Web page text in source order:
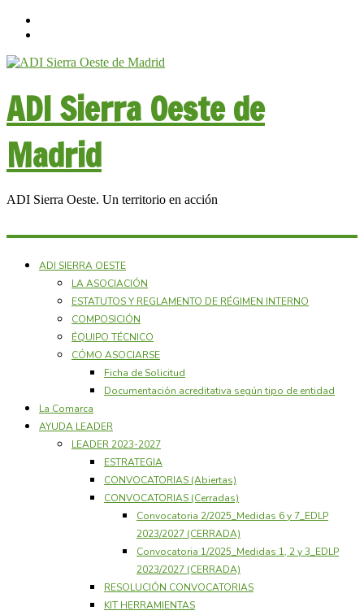
ADI Sierra Oeste de
Madrid
ADI Sierra Oeste. Un territorio en acción
ADI SIERRA OESTE
LA ASOCIACIÓN
ESTATUTOS Y REGLAMENTO DE RÉGIMEN INTERNO
COMPOSICIÓN
ÉQUIPO TÉCNICO
CÓMO ASOCIARSE
Ficha de Solicitud
Documentación acreditativa según tipo de entidad
La Comarca
AYUDA LEADER
LEADER 2023-2027
ESTRATEGIA
CONVOCATORIAS (Abiertas)
CONVOCATORIAS (Cerradas)
Convocatoria 2/2025_Medidas 6 y 7_EDLP
2023/2027 (CERRADA)
Convocatoria 1/2025_Medidas 1, 2 y 3_EDLP
2023/2027 (CERRADA)
RESOLUCIÓN CONVOCATORIAS
KIT HERRAMIENTAS